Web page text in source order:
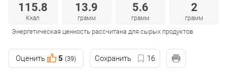
115.8
Ккал
13.9
грамм
5.6
грамм
2
грамм
Энергетическая ценность рассчитана для сырых продуктов
Оценить 5 (39) Сохранить 16